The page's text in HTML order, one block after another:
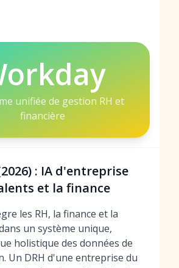
unifiée de gestion RH et
financière
: IA d'entreprise
et la finance
les RH, la finance et la
un système unique,
holistique des données de
Un DRH d'une entreprise du